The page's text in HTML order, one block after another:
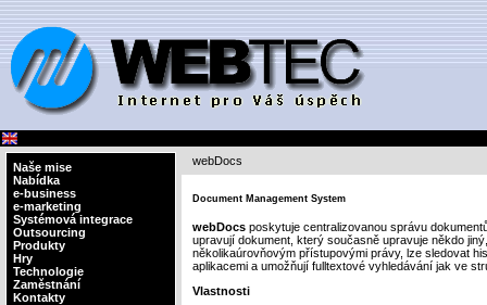
Naše mise
Nabídka
e-business
e-marketing
Systémová integrace
Outsourcing
Produkty
Hry
Technologie
Zaměstnání
Kontakty
webDocs
Document Management System
webDocs poskytuje centralizovanou správu
upravují dokument, který současně upravuje někdo
několikaúrovňovým přístupovými právy, lze sledovat
aplikacemi a umožňují fulltextové vyhledávání jak ve
Vlastnosti